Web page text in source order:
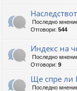
Последно
Отговори: 544
Индекс на
Последно
Отговори: 9
Ще спре ли
Последно